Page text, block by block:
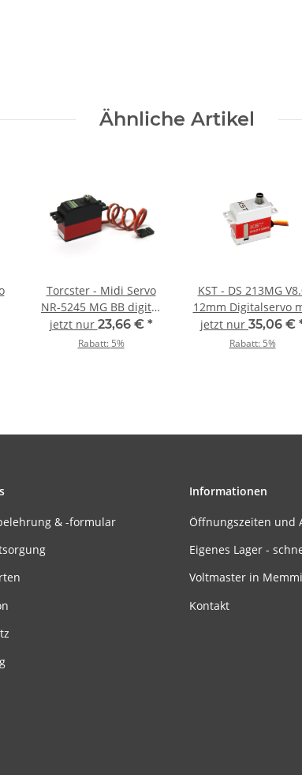
Ähnliche Artikel
Torcster - Midi Servo
NR-5245 MG BB digital
- 29g
jetzt nur 23,66 € *
Rabatt: 5%
KST - DS 213MG
12mm Digitalservo
Servorahmen
jetzt nur 35,06 €
Rabatt: 5%
& -formular
Informationen
Öffnungszeiten und
Eigenes Lager -
Voltmaster in
Kontakt